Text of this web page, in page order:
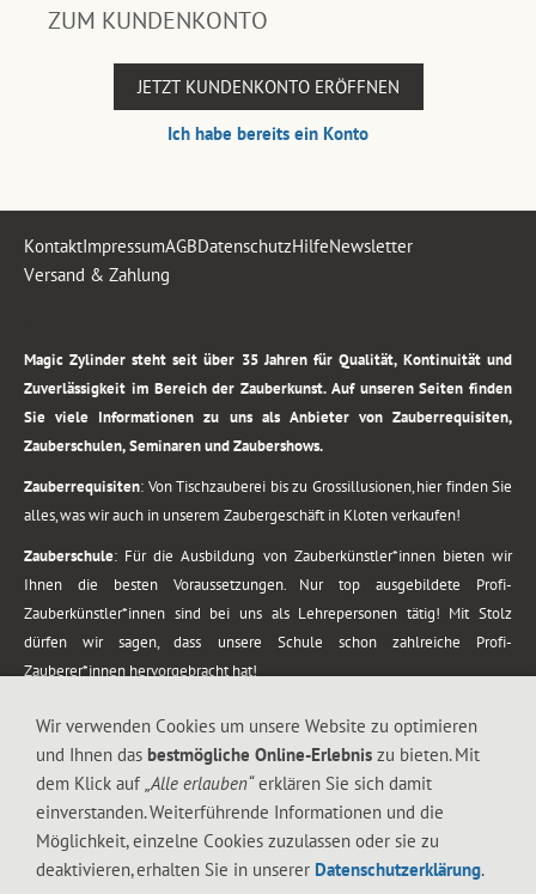
ZUM KUNDENKONTO
JETZT KUNDENKONTO ERÖFFNEN
Ich habe bereits ein Konto
KontaktImpressumAGBDatenschutzHilfeNewsletter
Versand & Zahlung
Magic Zylinder steht seit über 35 Jahren für Qualität, Kontinuität und
Zuverlässigkeit im Bereich der Zauberkunst. Auf unseren Seiten finden
Sie viele Informationen zu uns als Anbieter von Zauberrequisiten,
Zauberschulen, Seminaren und Zaubershows.
Zauberrequisiten: Von Tischzauberei bis zu Grossillusionen, hier finden Sie
alles, was wir auch in unserem Zaubergeschäft in Kloten verkaufen!
Zauberschule: Für die Ausbildung von Zauberkünstler*innen bieten wir
Ihnen die besten Voraussetzungen. Nur top ausgebildete Profi-
Zauberkünstler*innen sind bei uns als Lehrepersonen tätig! Mit Stolz
dürfen wir sagen, dass unsere Schule schon zahlreiche Profi-
Zauberer*innen hervorgebracht hat!
vom Kinderprogramm bis zur Tischzauberei. Lassen Sie sich faszinieren von
meiner Zauber-Sprech-Show, angerührt mit sprachlichen Sequenzen,
gewürzt mit Gags und visuellen Illusionen wie Kaninchen, Vasen, Seilen,
Wir verwenden Cookies um unsere Website zu optimieren
und Ihnen das bestmögliche Online-Erlebnis zu bieten. Mit
dem Klick auf „Alle erlauben“erklären Sie sich damit
einverstanden. Weiterführende Informationen und die
Möglichkeit, einzelne Cookies zuzulassen oder sie zu
deaktivieren, erhalten Sie in unserer Datenschutzerklärung.